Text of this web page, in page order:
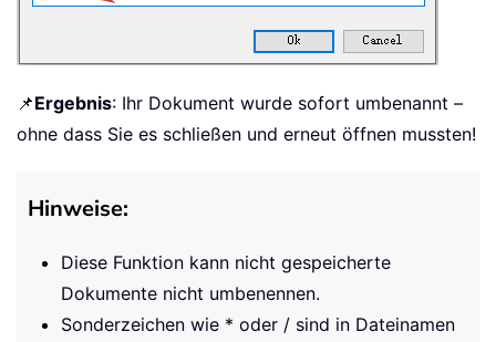
📌Ergebnis: Ihr Dokument wurde sofort umbenannt –
ohne dass Sie es schließen und erneut öffnen mussten!
Hinweise:
Diese Funktion kann nicht gespeicherte
Dokumente nicht umbenennen.
Sonderzeichen wie * oder / sind in Dateinamen